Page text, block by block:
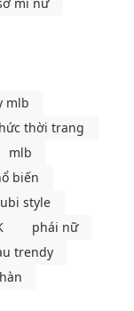
mlb
thời trang
mlb
biến
style
phái nữ
trendy